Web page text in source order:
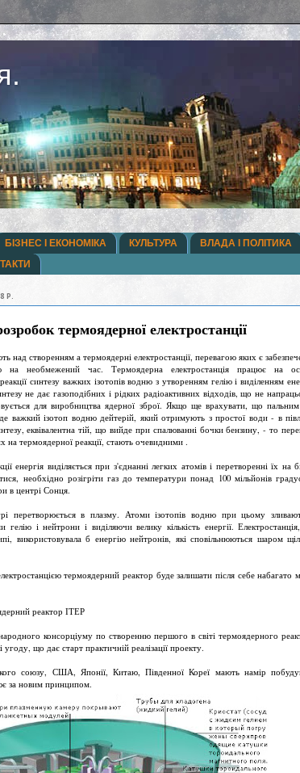
БІЗНЕС І ЕКОНОМІКА КУЛЬТУРА ВЛАДА І ПОЛІТИКА
Р.
термоядерної електростанції
над створенням а термоядерні електростанції, перевагою яких є
на необмежений час. Термоядерна електростанція працює на
синтезу важких ізотопів водню з утворенням гелію і виділенням
не дає газоподібних і рідких радіоактивних відходів, що не
для виробництва ядерної зброї. Якщо ще врахувати, що
важкий ізотоп водню дейтерій, який отримують з простої води - в
еквівалентна тій, що вийде при спалюванні бочки бензину, - то
на термоядерної реакції, стають очевидними .
енергія виділяється при з'єднанні легких атомів і перетворенні їх на
необхідно розігріти газ до температури понад 100 мільйонів
в центрі Сонця.
перетворюється в плазму. Атоми ізотопів водню при цьому
і нейтрони і виділяючи велику кількість енергії.
використовувала б енергію нейтронів, які сповільнюються шаром
термоядерний реактор буде залишати після себе набагато
реактор ІТЕР
консорціуму по створенню першого в світі термоядерного
що дає старт практичній реалізації проекту.
союзу, США, Японії, Китаю, Південної Кореї мають намір
за новим принципом.